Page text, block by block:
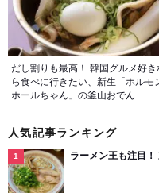
だし割りも最高！ 韓国グルメ好き
ら食べに行きたい、新生「ホルモ
ホールちゃん」の釜山おでん
人気記事ランキング
ラーメン王も注目